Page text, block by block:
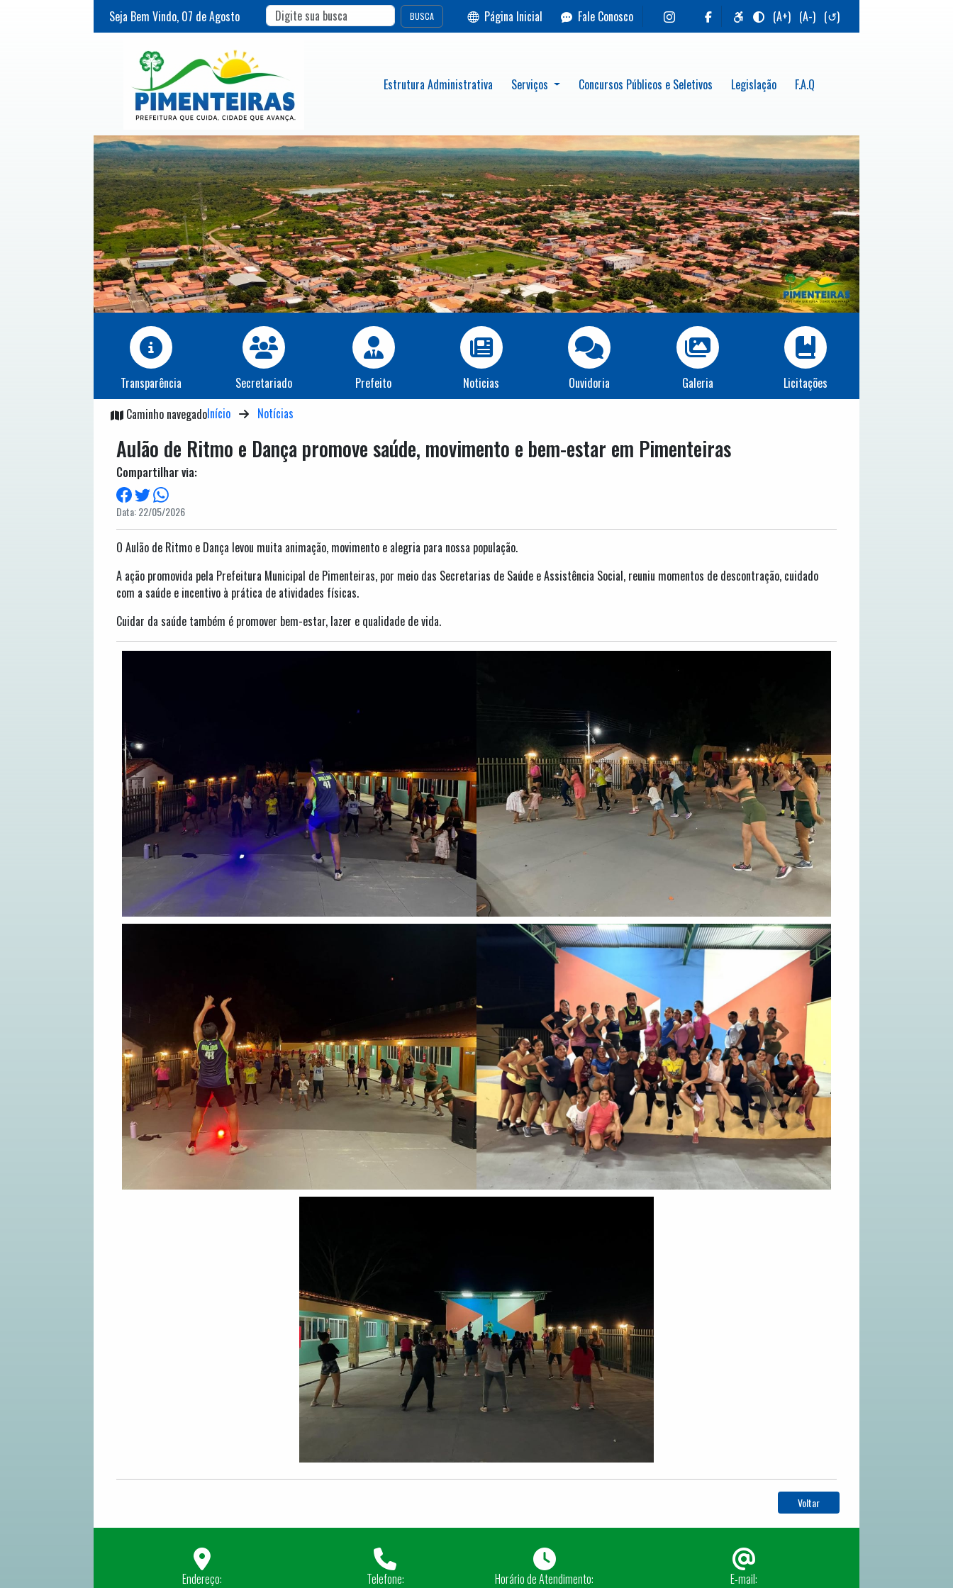
Seja Bem Vindo, 07 deAgosto BUSCA Página Inicial Fale Conosco (A+) (A-) (↺)
Estrutura Administrativa Serviços Concursos Públicos e Seletivos Legislação F.A.Q
Transparência Secretariado Prefeito Noticias Ouvidoria Galeria
Licitações
Caminho navegadoInício Notícias
Aulão de Ritmo e Dança promove saúde, movimento e bem-estar em Pimenteiras
Compartilhar via:
Data: 22/05/2026
O Aulão de Ritmo e Dança levou muita animação, movimento e alegria para nossa população.
A ação promovida pela Prefeitura Municipal de Pimenteiras, por meio das Secretarias de Saúde e Assistência Social, reuniu momentos de descontração, cuidado
com a saúde e incentivo à prática de atividades físicas.
Cuidar da saúde também é promover bem-estar, lazer e qualidade de vida.
Voltar
Endereço:
Telefone:
Horário de Atendimento:
E-mail: